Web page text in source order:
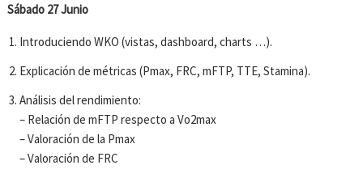
Sábado 27 Junio
Introduciendo WKO (vistas, dashboard, charts …).
Explicación de métricas (Pmax, FRC, mFTP, TTE, Stamina).
Análisis del rendimiento:
– Relación de mFTP respecto a Vo2max
– Valoración de la Pmax
– Valoración de FRC